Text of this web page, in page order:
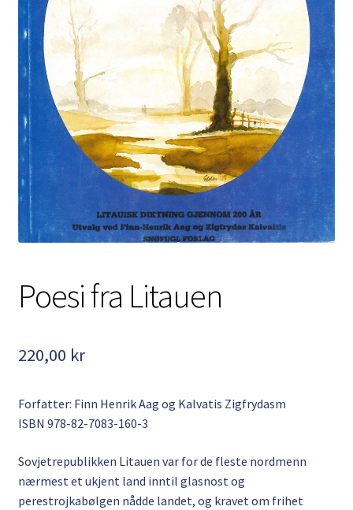
Kontakt
Min side
My Account
Om oss
Personvernerklæring
Poesi fra Litauen
220,00 kr
Forfatter: Finn Henrik Aag og Kalvatis Zigfrydasm
ISBN 978-82-7083-160-3
Sovjetrepublikken Litauen var for de fleste nordmenn
nærmest et ukjent land inntil glasnost og
perestrojkabølgen nådde landet, og kravet om frihet